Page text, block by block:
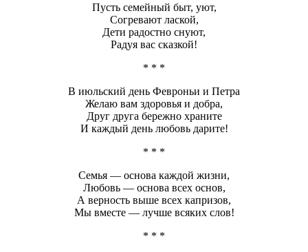
Пусть семейный быт, уют,
Согревают лаской,
Дети радостно снуют,
Радуя вас сказкой!
* * *
В июльский день Февроньи и Петра
Желаю вам здоровья и добра,
Друг друга бережно храните
И каждый день любовь дарите!
* * *
Семья — основа каждой жизни,
Любовь — основа всех основ,
А верность выше всех капризов,
Мы вместе — лучше всяких слов!
* * *